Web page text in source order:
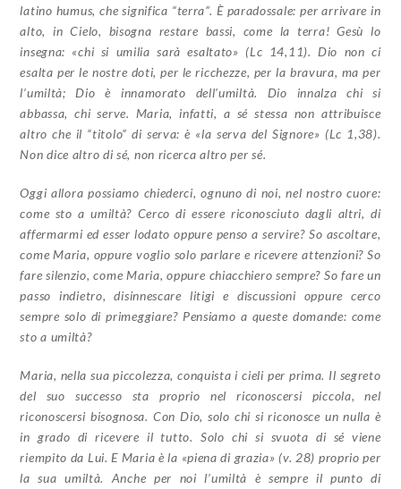
latino humus, che significa “terra”. È paradossale: per arrivare in
alto, in Cielo, bisogna restare bassi, come la terra! Gesù lo
insegna: «chi si umilia sarà esaltato» (Lc 14,11). Dio non ci
esalta per le nostre doti, per le ricchezze, per la bravura, ma per
l’umiltà; Dio è innamorato dell’umiltà. Dio innalza chi si
abbassa, chi serve. Maria, infatti, a sé stessa non attribuisce
altro che il “titolo” di serva: è «la serva del Signore» (Lc 1,38).
Non dice altro di sé, non ricerca altro per sé.
Oggi allora possiamo chiederci, ognuno di noi, nel nostro cuore:
come sto a umiltà? Cerco di essere riconosciuto dagli altri, di
affermarmi ed esser lodato oppure penso a servire? So ascoltare,
come Maria, oppure voglio solo parlare e ricevere attenzioni? So
fare silenzio, come Maria, oppure chiacchiero sempre? So fare un
passo indietro, disinnescare litigi e discussioni oppure cerco
sempre solo di primeggiare? Pensiamo a queste domande: come
sto a umiltà?
Maria, nella sua piccolezza, conquista i cieli per prima. Il segreto
del suo successo sta proprio nel riconoscersi piccola, nel
riconoscersi bisognosa. Con Dio, solo chi si riconosce un nulla è
in grado di ricevere il tutto. Solo chi si svuota di sé viene
riempito da Lui. E Maria è la «piena di grazia» (v. 28) proprio per
la sua umiltà. Anche per noi l’umiltà è sempre il punto di